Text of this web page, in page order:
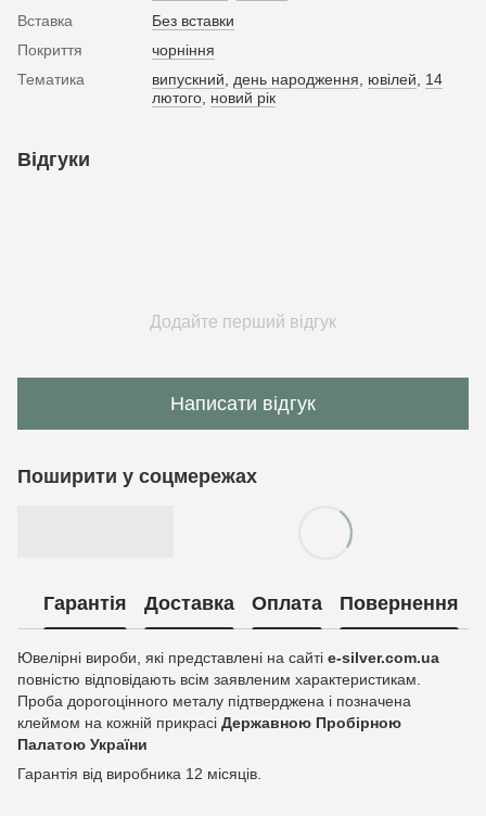
Вставка
Без вставки
Покриття
чорніння
Тематика
випускний день народження ювілей
14
лютого новий рік
Відгуки
Додайте перший відгук
Написати відгук
Поширити у соцмережах
Гарантія Доставка Оплата Повернення
Ювелірні вироби, які представлені на сайті e-silver.com.ua
повністю відповідають всім заявленим характеристикам.
Проба дорогоцінного металу підтверджена і позначена
клеймом на кожній прикрасі Державною Пробірною
Палатою України
Гарантія від виробника 12 місяців.